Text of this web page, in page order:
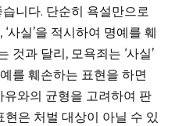
니다. 단순히 욕설만으로
사실’을 적시하여 명예를 훼
것과 달리, 모욕죄는 ‘사실’
를 훼손하는 표현을 하면
유와의 균형을 고려하여 판
은 처벌 대상이 아닐 수 있